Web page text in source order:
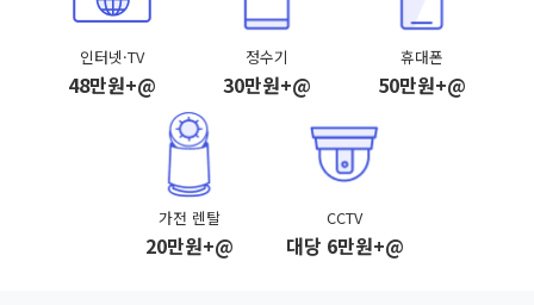
인터넷·TV
48만원+@
정수기
30만원+@
휴대폰
50만원+@
가전 렌탈
20만원+@
CCTV
대당 6만원+@